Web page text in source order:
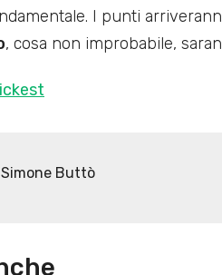
I punti
, cosa non improbabile,
Simone Buttò